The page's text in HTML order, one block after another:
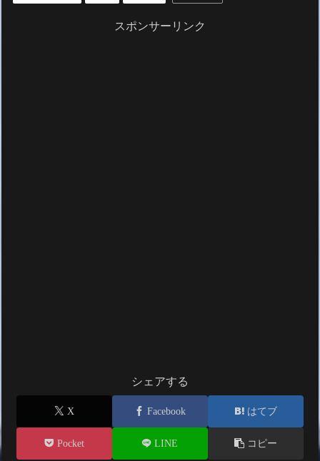
スポンサーリンク
シェアする
X Facebook はてブ
Pocket LINE コピー